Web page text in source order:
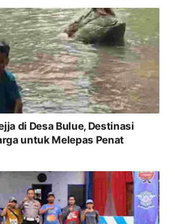
di Desa Bulue, Destinasi
untuk Melepas Penat